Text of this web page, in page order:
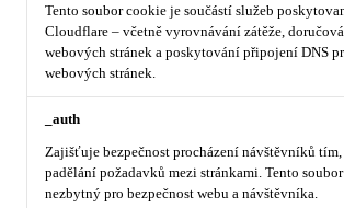
Tento soubor cookie je součástí služeb
Cloudflare – včetně vyrovnávání zátěže,
webových stránek a poskytování připojení DNS
webových stránek.
_auth
Zajišťuje bezpečnost procházení návštěvníků tím,
padělání požadavků mezi stránkami. Tento
nezbytný pro bezpečnost webu a návštěvníka.